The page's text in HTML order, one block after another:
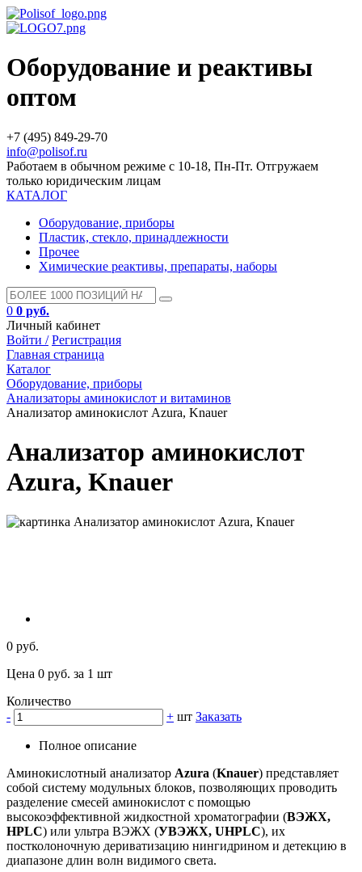
Оборудование и реактивы
оптом
+7 (495) 849-29-70
info@polisof.ru
Работаем в обычном режиме с 10-18, Пн-Пт. Отгружаем
только юридическим лицам
КАТАЛОГ
Оборудование, приборы
Пластик, стекло, принадлежности
Прочее
Химические реактивы, препараты, наборы
0 0 руб.
Личный кабинет
Войти / Регистрация
Главная страница
Каталог
Оборудование, приборы
Анализаторы аминокислот и витаминов
Анализатор аминокислот Azura, Knauer
Анализатор аминокислот
Azura, Knauer
0 руб.
Цена 0 руб. за 1 шт
Количество
-
+ шт Заказать
Полное описание
Аминокислотный анализатор Azura (Knauer) представляет
собой систему модульных блоков, позволяющих проводить
разделение смесей аминокислот с помощью
высокоэффективной жидкостной хроматографии (ВЭЖХ,
HPLC) или ультра ВЭЖХ (УВЭЖХ, UHPLC), их
постколоночную дериватизацию нингидрином и детекцию в
диапазоне длин волн видимого света.